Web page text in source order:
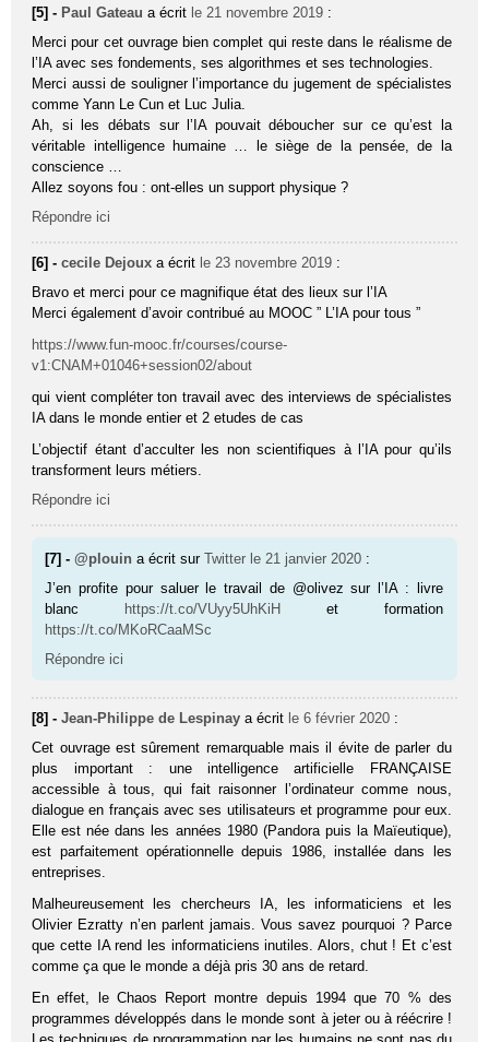
[5] - Paul Gateau a écrit le 21 novembre 2019 :
Merci pour cet ouvrage bien complet qui reste dans le réalisme de
l’IA avec ses fondements, ses algorithmes et ses technologies.
Merci aussi de souligner l’importance du jugement de spécialistes
comme Yann Le Cun et Luc Julia.
Ah, si les débats sur l’IA pouvait déboucher sur ce qu’est la
véritable intelligence humaine … le siège de la pensée, de la
conscience …
Allez soyons fou : ont-elles un support physique ?
Répondre ici
[6] -cecile Dejoux a écrit le 23 novembre 2019 :
Bravo et merci pour ce magnifique état des lieux sur l’IA
Merci également d’avoir contribué au MOOC ” L’IA pour tous ”
https://www.fun-mooc.fr/courses/course-
v1:CNAM+01046+session02/about
qui vient compléter ton travail avec des interviews de spécialistes
IA dans le monde entier et 2 etudes de cas
L’objectif étant d’acculter les non scientifiques à l’IA pour qu’ils
transforment leurs métiers.
Répondre ici
[7] -@plouin a écrit surTwitter le 21 janvier 2020 :
J’en profite pour saluer le travail de @olivez sur l’IA : livre
blanc
https://t.co/VUyy5UhKiH
et formation
https://t.co/MKoRCaaMSc
Répondre ici
[8] -Jean-Philippe de Lespinay a écrit le 6 février 2020 :
Cet ouvrage est sûrement remarquable mais il évite de parler du
plus important : une intelligence artificielle FRANÇAISE
accessible à tous, qui fait raisonner l’ordinateur comme nous,
dialogue en français avec ses utilisateurs et programme pour eux.
Elle est née dans les années 1980 (Pandora puis la Maïeutique),
est parfaitement opérationnelle depuis 1986, installée dans les
entreprises.
Malheureusement les chercheurs IA, les informaticiens et les
Olivier Ezratty n’en parlent jamais. Vous savez pourquoi ? Parce
que cette IA rend les informaticiens inutiles. Alors, chut ! Et c’est
comme ça que le monde a déjà pris 30 ans de retard.
En effet, le Chaos Report montre depuis 1994 que 70 % des
programmes développés dans le monde sont à jeter ou à réécrire !